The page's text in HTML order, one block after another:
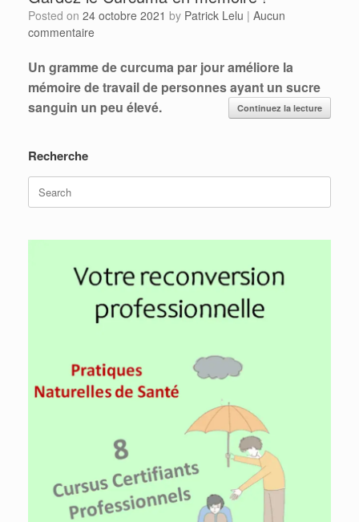
Posted on 24 octobre 2021 by Patrick Lelu | Aucun
commentaire
Un gramme de curcuma par jour améliore la
mémoire de travail de personnes ayant un sucre
sanguin un peu élevé.
Continuez la lecture
Recherche
Search
for: